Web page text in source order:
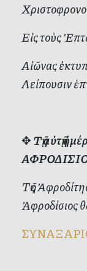
Εἰς τοὺς
Αἰῶνας
Λείπουσιν
✥Τῇ αὐτῇ
Τῆς
Ἀφροδίσιος